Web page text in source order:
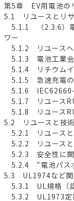
第5章 EV用電池の
5.1 リユースとリ
5.1.1 （2.3.6）電
ワー
5.1.2 リユースへ
5.1.3 電池工業会
5.1.4 リチウムイ
5.1.5 急速充電の
5.1.6 IEC62660-
5.1.7 リユースRU
5.1.8 リユースRU
5.2 リユースと技
5.2.1 リユースと
5.2.2 リユースと
5.2.3 安全性に関
5.2.4 “電池パス
5.3 UL1974など関
5.3.1 UL規格（
5.3.2 UL1973定